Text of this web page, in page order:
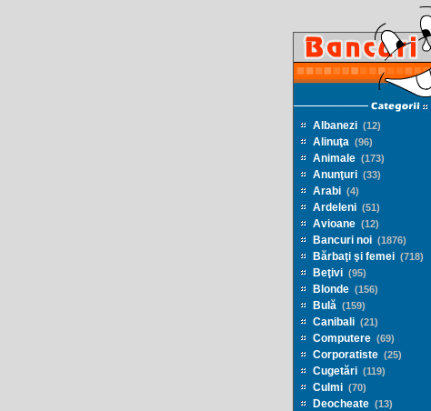
Albanezi (12)
Alinuţa (96)
Animale (173)
Anunţuri (33)
Arabi (4)
Ardeleni (51)
Avioane (12)
Bancuri noi (1876)
Bărbaţi şi femei (718)
Beţivi (95)
Blonde (156)
Bulă (159)
Canibali (21)
Computere (69)
Corporatiste (25)
Cugetări (119)
Culmi (70)
Deocheate (13)